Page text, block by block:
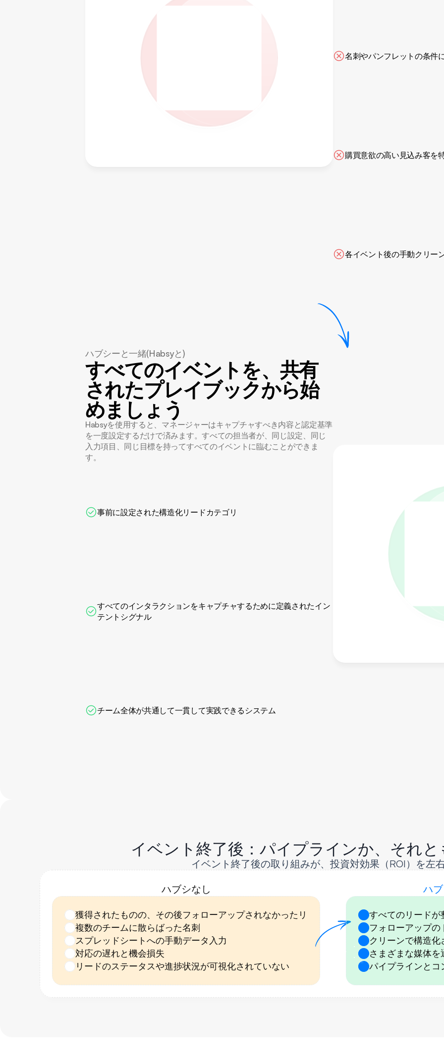
名刺やパンフレットの条件
購買意欲の高い見込み客を
各イベント後の手動クリー
ハブシーと一緒(Habsyと)
すべてのイベントを、共有
されたプレイブックから始
めましょう
Habsyを使用すると、マネージャーはキャプチャすべき内容と認定基準
を一度設定するだけで済みます。すべての担当者が、同じ設定、同じ
入力項目、同じ目標を持ってすべてのイベントに臨むことができま
す。
事前に設定された構造化リードカテゴリ
すべてのインタラクションをキャプチャするために定義されたイン
テントシグナル
チーム全体が共通して一貫して実践できるシステム
イベント終了後：パイプラインか、それ
イベント終了後の取り組みが、投資対効果（ROI）を左
ハブシなし
獲得されたものの、その後フォローアップされなかったリ
ード
複数のチームに散らばった名刺
スプレッドシートへの手動データ入力
対応の遅れと機会損失
リードのステータスや進捗状況が可視化されていない
ハ
すべてのリードが
フォローアップ
数分で完了します
クリーンで構造
さまざまな媒体
パイプラインとコ